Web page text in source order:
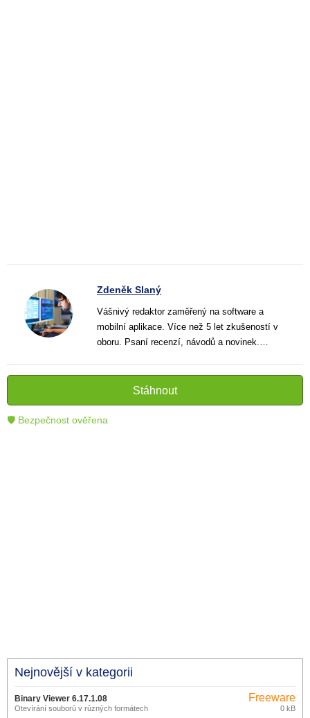
Zdeněk Slaný
Vášnivý redaktor zaměřený na software a
mobilní aplikace. Více než 5 let zkušeností v
oboru. Psaní recenzí, návodů a novinek.
pomáhají čtenářům lépe porozumět a využít
moderní technologie.
Stáhnout
🛡 Bezpečnost ověřena
Nejnovější v kategorii
Binary Viewer 6.17.1.08
Otevírání souborů v různých formátech
Freeware
0 kB